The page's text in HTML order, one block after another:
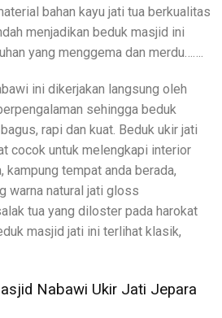
bahan kayu jati tua berkualitas
menjadikan beduk masjid ini
yang menggema dan merdu…….
ini dikerjakan langsung oleh
sehingga beduk
rapi dan kuat. Beduk ukir jati
cocok untuk melengkapi interior
tempat anda berada,
warna natural jati gloss
tua yang diloster pada harokat
masjid jati ini terlihat klasik,
Nabawi Ukir Jati Jepara